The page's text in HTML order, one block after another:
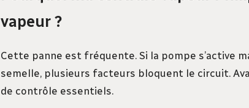
vapeur ?
Cette panne est fréquente. Si la pompe s’active
semelle, plusieurs facteurs bloquent le circuit.
de contrôle essentiels.